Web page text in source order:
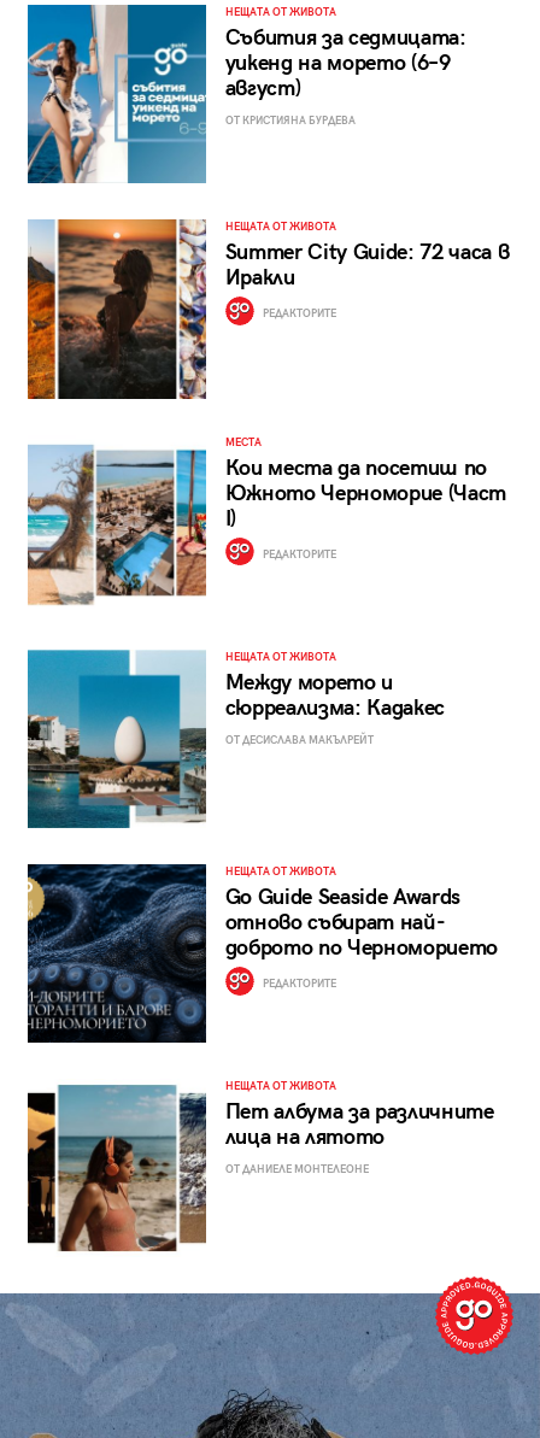
НЕЩАТА ОТ ЖИВОТА
Събития за седмицата:
уикенд на морето (6–9
август)
ОТ КРИСТИЯНА БУРДЕВА
НЕЩАТА ОТ ЖИВОТА
Summer City Guide: 72 часа в
Иракли
РЕДАКТОРИТЕ
МЕСТА
Кои места да посетиш по
Южното Черноморие (Част
I)
РЕДАКТОРИТЕ
НЕЩАТА ОТ ЖИВОТА
Между морето и
сюрреализма: Кадакес
ОТ ДЕСИСЛАВА МАКЪЛРЕЙТ
НЕЩАТА ОТ ЖИВОТА
Go Guide Seaside Awards
отново събират най-
доброто по Черноморието
РЕДАКТОРИТЕ
НЕЩАТА ОТ ЖИВОТА
Пет албума за различните
лица на лятото
ОТ ДАНИЕЛЕ МОНТЕЛЕОНЕ